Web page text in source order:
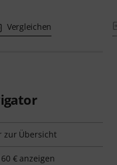
Vergleichen
zur Übersicht
€ anzeigen